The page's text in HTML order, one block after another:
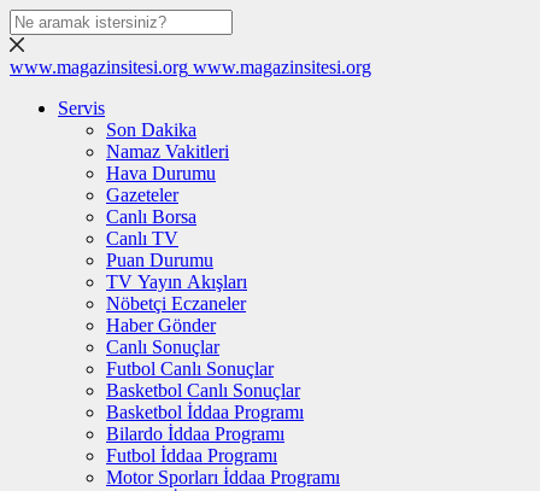
www.magazinsitesi.org www.magazinsitesi.org
Servis
Son Dakika
Namaz Vakitleri
Hava Durumu
Gazeteler
Canlı Borsa
Canlı TV
Puan Durumu
TV Yayın Akışları
Nöbetçi Eczaneler
Haber Gönder
Canlı Sonuçlar
Futbol Canlı Sonuçlar
Basketbol Canlı Sonuçlar
Basketbol İddaa Programı
Bilardo İddaa Programı
Futbol İddaa Programı
Motor Sporları İddaa Programı